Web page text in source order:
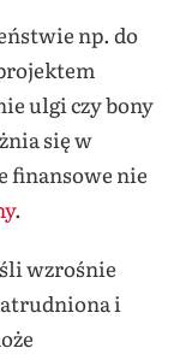
np. do
ulgi czy bony
się w
finansowe nie
.
wzrośnie
i